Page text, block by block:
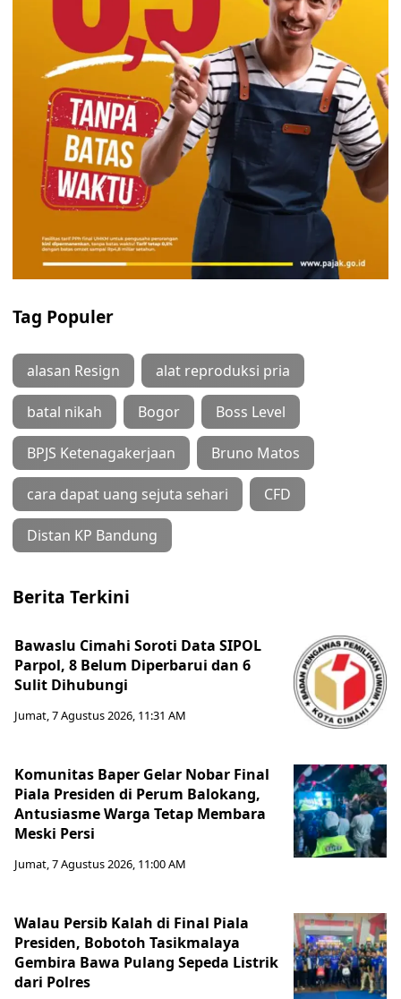
Tag Populer
alasan Resign alat reproduksi pria
batal nikah Bogor Boss Level
BPJS Ketenagakerjaan Bruno Matos
cara dapat uang sejuta sehari CFD
Distan KP Bandung
Berita Terkini
Bawaslu Cimahi Soroti Data SIPOL
Parpol, 8 Belum Diperbarui dan 6
Sulit Dihubungi
Jumat, 7 Agustus 2026, 11:31 AM
Komunitas Baper Gelar Nobar Final
Piala Presiden di Perum Balokang,
Antusiasme Warga Tetap Membara
Meski Persi
Jumat, 7 Agustus 2026, 11:00 AM
Walau Persib Kalah di Final Piala
Presiden, Bobotoh Tasikmalaya
Gembira Bawa Pulang Sepeda Listrik
dari Polres